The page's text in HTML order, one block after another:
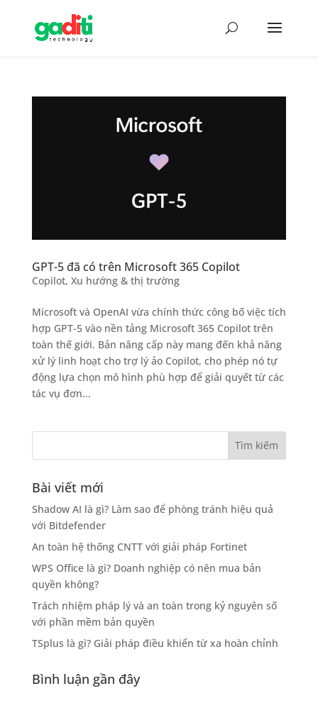
GPT-5 đã có trên Microsoft 365 Copilot
Copilot, Xu hướng & thị trường
Microsoft và OpenAI vừa chính thức công bố việc tích
hợp GPT-5 vào nền tảng Microsoft 365 Copilot trên
toàn thế giới. Bản nâng cấp này mang đến khả năng
xử lý linh hoạt cho trợ lý ảo Copilot, cho phép nó tự
động lựa chọn mô hình phù hợp để giải quyết từ các
tác vụ đơn...
Bài viết mới
Shadow AI là gì? Làm sao để phòng tránh hiệu quả
với Bitdefender
An toàn hệ thống CNTT với giải pháp Fortinet
WPS Office là gì? Doanh nghiệp có nên mua bản
quyền không?
Trách nhiệm pháp lý và an toàn trong kỷ nguyên số
với phần mềm bản quyền
TSplus là gì? Giải pháp điều khiển từ xa hoàn chỉnh
Bình luận gần đây